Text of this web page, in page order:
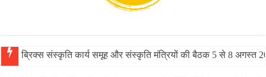
ब्रिक्स संस्कृति कार्य समूह और संस्कृति मंत्रियों की बैठक 5 से 8 अगस्त